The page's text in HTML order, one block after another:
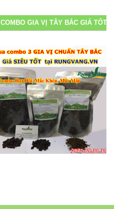
COMBO GIA VỊ TÂY BẮC GIÁ TỐT